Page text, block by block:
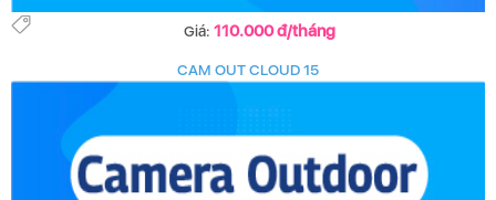
Giá:110.000 đ/tháng
CAM OUT CLOUD 15